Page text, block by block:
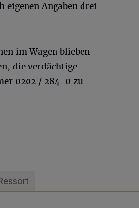
eigenen Angaben drei
im Wagen blieben
die verdächtige
0202 / 284-0 zu